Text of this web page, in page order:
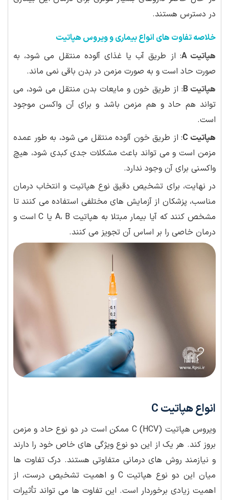
در دسترس هستند.
خلاصه تفاوت های انواع بیماری و ویروس هپاتیت
هپاتیت A : از طریق آب یا غذای آلوده منتقل می شود، به
صورت حاد است و به صورت مزمن در بدن باقی نمی ماند.
هپاتیت B
: از طریق خون و مایعات بدن منتقل می شود، می
تواند هم حاد و هم مزمن باشد و برای آن واکسن موجود
است.
هپاتیت C
: از طریق خون آلوده منتقل می شود، به طور عمده
مزمن است و می تواند باعث مشکلات جدی کبدی شود، هیچ
واکسنی برای آن وجود ندارد.
در نهایت، برای تشخیص دقیق نوع هپاتیت و انتخاب درمان
مناسب، پزشکان از آزمایش های مختلفی استفاده می کنند تا
مشخص کنند که آیا بیمار مبتلا به هپاتیت A، B یا C است و
درمان خاصی را بر اساس آن تجویز می کنند.
انواع هپاتیت C
ویروس هپاتیت C (HCV) ممکن است در دو نوع حاد و مزمن
بروز کند. هر یک از این دو نوع ویژگی های خاص خود را دارند
و نیازمند روش های درمانی متفاوتی هستند. درک تفاوت ها
میان این دو نوع هپاتیت C و اهمیت تشخیص درست، از
اهمیت زیادی برخوردار است. این تفاوت ها می تواند تأثیرات